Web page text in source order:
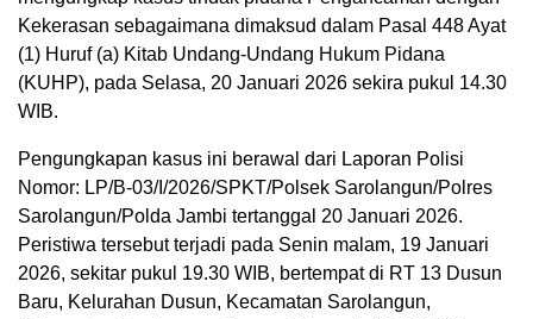
Kekerasan sebagaimana dimaksud dalam Pasal 448 Ayat
(1) Huruf (a) Kitab Undang-Undang Hukum Pidana
(KUHP), pada Selasa, 20 Januari 2026 sekira pukul 14.30
WIB.
Pengungkapan kasus ini berawal dari Laporan Polisi
Nomor: LP/B-03/I/2026/SPKT/Polsek Sarolangun/Polres
Sarolangun/Polda Jambi tertanggal 20 Januari 2026.
Peristiwa tersebut terjadi pada Senin malam, 19 Januari
2026, sekitar pukul 19.30 WIB, bertempat di RT 13 Dusun
Baru, Kelurahan Dusun, Kecamatan Sarolangun,